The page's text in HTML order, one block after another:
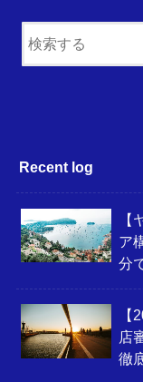
Recent log
ア
分
店
徹